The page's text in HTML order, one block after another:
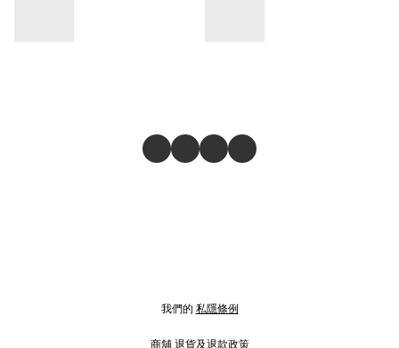
我們的 私隱條例
商舖 退貨及退款政策